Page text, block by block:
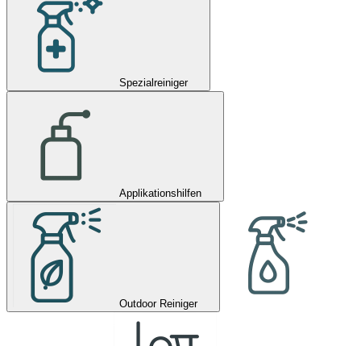
Spezialreiniger
Applikationshilfen
Outdoor Reiniger